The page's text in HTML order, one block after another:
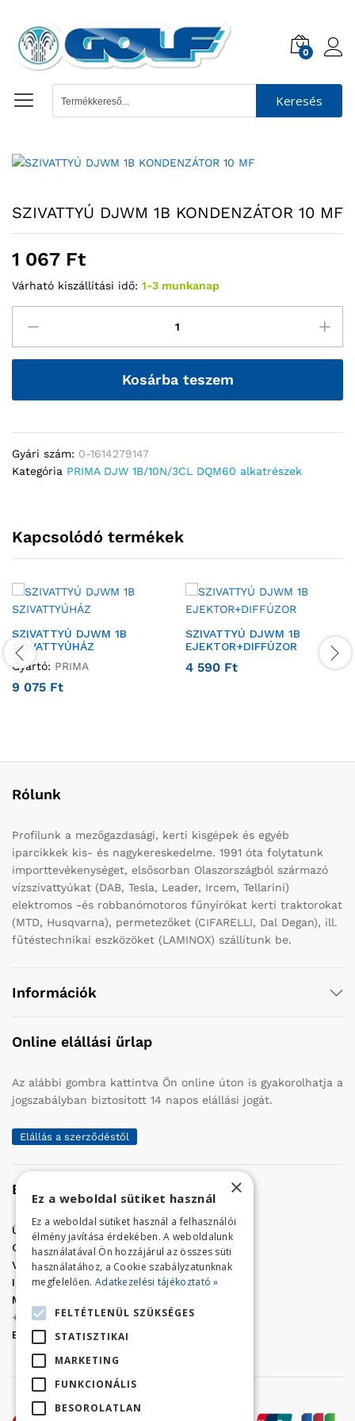
0
Keresés
SZIVATTYÚ DJWM 1B KONDENZÁTOR 10 MF
1 067 Ft
Várható kiszállítási idő: 1-3 munkanap
Kosárba teszem
Gyári szám: 0-1614279147
Kategória PRIMA DJW 1B/10N/3CL DQM60 alkatrészek
Kapcsolódó termékek
SZIVATTYÚ DJWM 1B
SZIVATTYÚHÁZ
Gyártó: PRIMA
9 075 Ft
SZIVATTYÚ DJWM 1B
EJEKTOR+DIFFÚZOR
4 590 Ft
Rólunk
Profilunk a mezőgazdasági, kerti kisgépek és egyéb
iparcikkek kis- és nagykereskedelme. 1991 óta folytatunk
importtevékenységet, elsősorban Olaszországból származó
vízszivattyúkat (DAB, Tesla, Leader, Ircem, Tellarini)
elektromos -és robbanómotoros fűnyírókat kerti traktorokat
(MTD, Husqvarna), permetezőket (CIFARELLI, Dal Degan), ill.
fűtéstechnikai eszközöket (LAMINOX) szállítunk be.
Információk
Online elállási űrlap
Az alábbi gombra kattintva Ön online úton is gyakorolhatja a
jogszabályban biztosított 14 napos elállási jogát.
Elállás a szerződéstől
Elérhetőség
Üzletünk címe:
Szolnok, Vércse út 17.
Golf Center Áruház:06 (56) 423-324
VÁR-Kert Áruház: 06 (56) 429-771
Iroda:06 (56) 421-857
Megrendelés, termék információ:
+36 (70) 938-3356
E-mail:
golfaruhaz@gmail.com
×
Ez a weboldal sütiket használ
Ez a weboldal sütiket használ a felhasználói
élmény javítása érdekében. A weboldalunk
használatával Ön hozzájárul az összes süti
használatához, a Cookie szabályzatunknak
megfelelően. Adatkezelési tájékoztató »
FELTÉTLENÜL SZÜKSÉGES
STATISZTIKAI
MARKETING
FUNKCIONÁLIS
BESOROLATLAN